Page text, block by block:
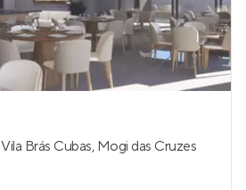
Vila Brás Cubas, Mogi das Cruzes